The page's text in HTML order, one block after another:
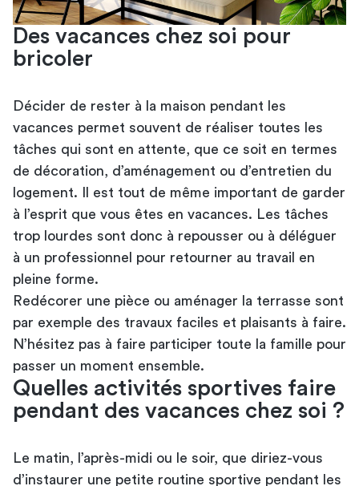
Des vacances chez soi pour
bricoler
Décider de rester à la maison pendant les
vacances permet souvent de réaliser toutes les
tâches qui sont en attente, que ce soit en termes
de décoration, d’aménagement ou d’entretien du
logement. Il est tout de même important de garder
à l’esprit que vous êtes en vacances. Les tâches
trop lourdes sont donc à repousser ou à déléguer
à un professionnel pour retourner au travail en
pleine forme.
Redécorer une pièce ou aménager la terrasse sont
par exemple des travaux faciles et plaisants à faire.
N’hésitez pas à faire participer toute la famille pour
passer un moment ensemble.
Quelles activités sportives faire
pendant des vacances chez soi ?
Le matin, l’après-midi ou le soir, que diriez-vous
d’instaurer une petite routine sportive pendant les